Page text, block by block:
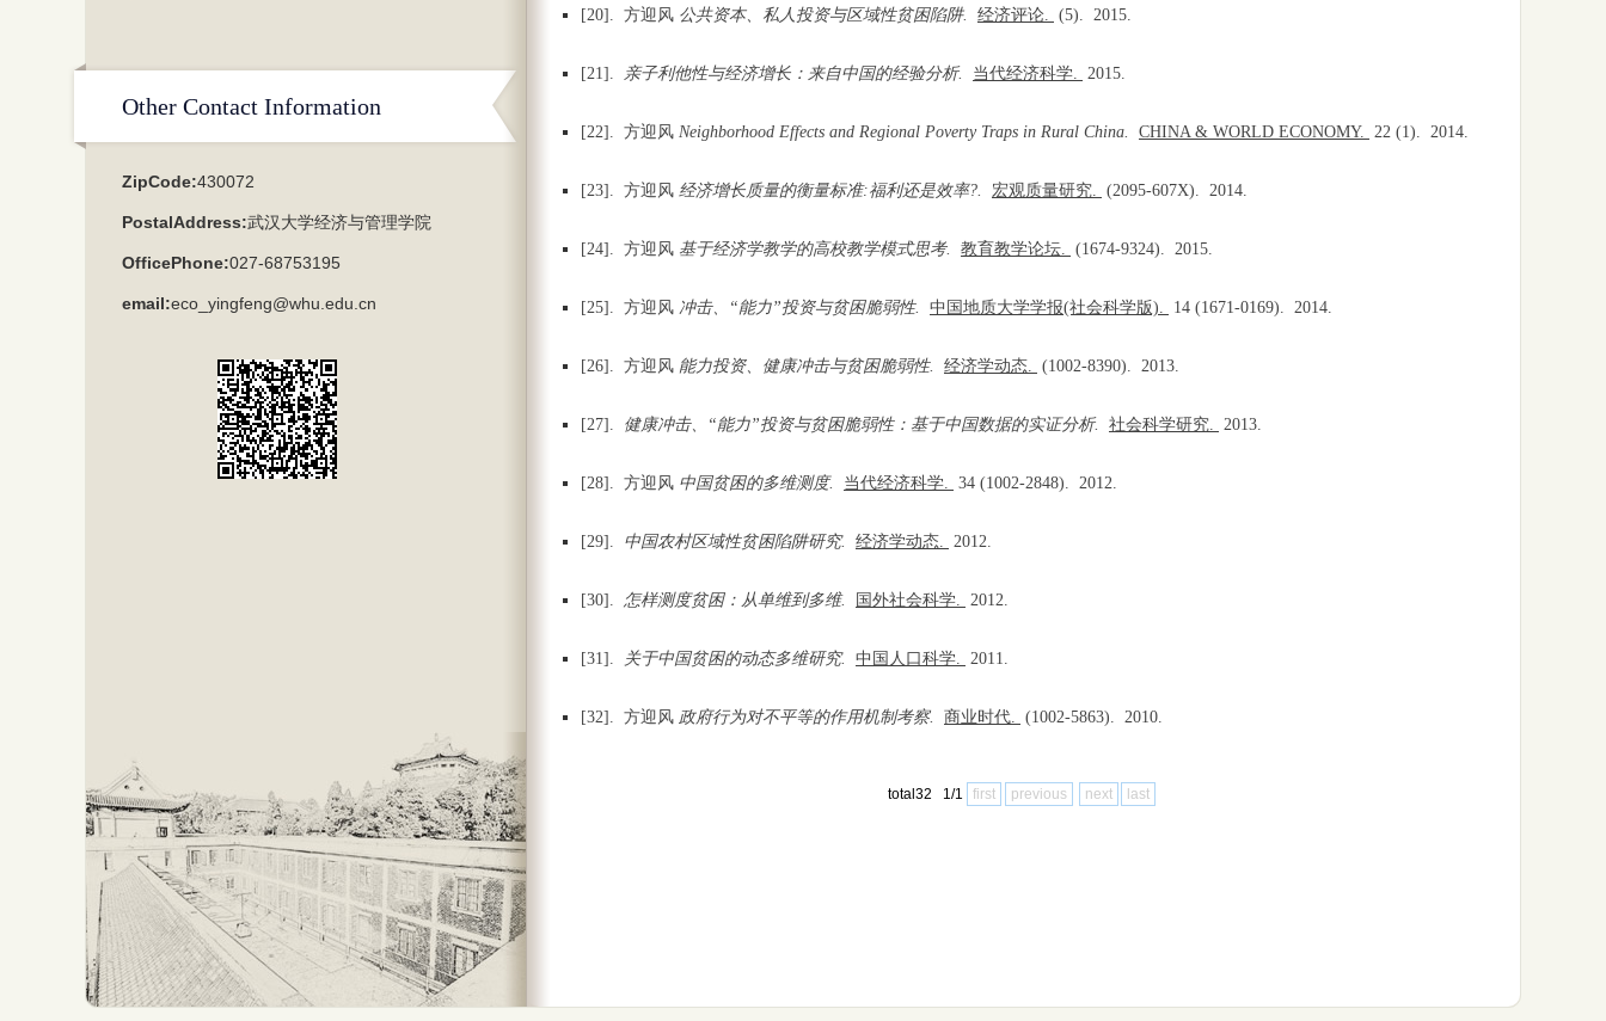
Other Contact Information
ZipCode:430072
PostalAddress:武汉大学经济与管理学院
OfficePhone:027-68753195
email:eco_yingfeng@whu.edu.cn
[20]. 方迎风 公共资本、私人投资与区域性贫困陷阱. 经济评论. (5). 2015.
[21]. 亲子利他性与经济增长：来自中国的经验分析. 当代经济科学. 2015.
[22]. 方迎风 Neighborhood Effects and Regional Poverty Traps in Rural China. CHINA & WORLD ECONOMY. 22 (1). 2014.
[23]. 方迎风 经济增长质量的衡量标准:福利还是效率?. 宏观质量研究. (2095-607X). 2014.
[24]. 方迎风 基于经济学教学的高校教学模式思考. 教育教学论坛. (1674-9324). 2015.
[25]. 方迎风 冲击、“能力”投资与贫困脆弱性. 中国地质大学学报(社会科学版). 14 (1671-0169). 2014.
[26]. 方迎风 能力投资、健康冲击与贫困脆弱性. 经济学动态. (1002-8390). 2013.
[27]. 健康冲击、“能力”投资与贫困脆弱性：基于中国数据的实证分析. 社会科学研究. 2013.
[28]. 方迎风 中国贫困的多维测度. 当代经济科学. 34 (1002-2848). 2012.
[29]. 中国农村区域性贫困陷阱研究. 经济学动态. 2012.
[30]. 怎样测度贫困：从单维到多维. 国外社会科学. 2012.
[31]. 关于中国贫困的动态多维研究. 中国人口科学. 2011.
[32]. 方迎风 政府行为对不平等的作用机制考察. 商业时代. (1002-5863). 2010.
total32 1/1 first previous next last